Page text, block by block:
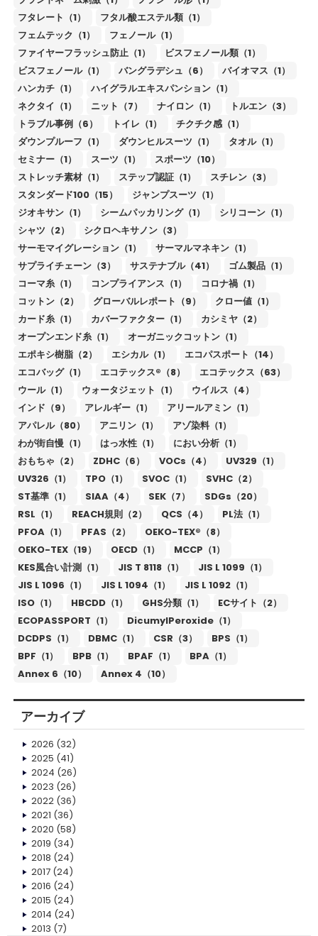
フタレート（1）
フタル酸エステル類（1）
フェムテック（1）
フェノール（1）
ファイヤーフラッシュ防止（1）
ビスフェノール類（1）
ビスフェノール（1）
バングラデシュ（6）
バイオマス（1）
ハンカチ（1）
ハイグラルエキスパンション（1）
ネクタイ（1）
ニット（7） ナイロン（1）
トルエン（3）
トラブル事例（6）
トイレ（1）
チクチク感（1）
ダウンプルーフ（1）
ダウンヒルスーツ（1）
タオル（1）
セミナー（1）
スーツ（1）
スポーツ（10）
ストレッチ素材（1）
ステップ認証（1）
スチレン（3）
スタンダード100（15）
ジャンプスーツ（1）
ジオキサン（1）
シームパッカリング（1）
シリコーン（1）
シャツ（2）
シクロヘキサノン（3）
サーモマイグレーション（1）
サーマルマネキン（1）
サプライチェーン（3）
サステナブル（41）
ゴム製品（1）
コーマ糸（1）
コンプライアンス（1）
コロナ禍（1）
コットン（2）
グローバルレポート（9）
クロー値（1）
カード糸（1）
カバーファクター（1）
カシミヤ（2）
オープンエンド糸（1）
オーガニックコットン（1）
エポキシ樹脂（2）
エシカル（1）
エコパスポート（14）
エコバッグ（1）
エコテックス®（8）
エコテックス（63）
ウール（1）
ウォータジェット（1）
ウイルス（4）
インド（9）
アレルギー（1）
アリールアミン（1）
アパレル（80）
アニリン（1）
アゾ染料（1）
わが街自慢（1）
はっ水性（1）
におい分析（1）
おもちゃ（2）
ZDHC（6） VOCs（4）
UV329（1）
UV326（1）
TPO（1） SVOC（1）
SVHC（2）
ST基準（1）
SIAA（4） SEK（7）
SDGs（20）
RSL（1）
REACH規則（2） QCS（4）
PL法（1）
PFOA（1）
PFAS（2）
OEKO-TEX®（8）
OEKO-TEX（19）
OECD（1）
MCCP（1）
KES風合い計測（1）
JIS T 8118（1）
JIS L 1099（1）
JIS L 1096（1）
JIS L 1094（1）
JIS L 1092（1）
ISO（1）
HBCDD（1） GHS分類（1）
ECサイト（2）
ECOPASSPORT（1）
DicumylPeroxide（1）
DCDPS（1）
DBMC（1） CSR（3）
BPS（1）
BPF（1）
BPB（1） BPAF（1）
BPA（1）
Annex 6（10）
Annex 4（10）
アーカイブ
2026 (32)
2025 (41)
2024 (26)
2023 (26)
2022(36)
2021 (36)
2020 (58)
2019 (34)
2018 (24)
2017(24)
2016 (24)
2015 (24)
2014 (24)
2013 (7)